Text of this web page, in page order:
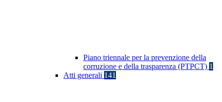
Piano triennale per la prevenzione della
corruzione e della trasparenza (PTPCT) 1
Atti generali 141